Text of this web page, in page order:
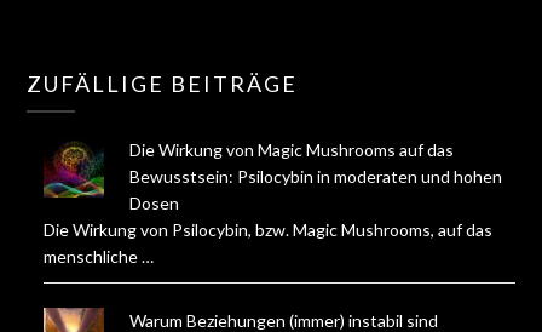
ZUFÄLLIGE BEITRÄGE
Die Wirkung von Magic Mushrooms auf das
Bewusstsein: Psilocybin in moderaten und hohen
Dosen
Die Wirkung von Psilocybin, bzw. Magic Mushrooms, auf das
menschliche …
Warum Beziehungen (immer) instabil sind